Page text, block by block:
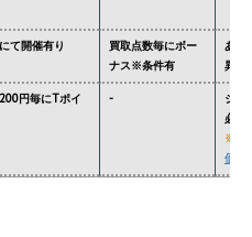
て開催有り
買取点数毎にボー
ナス※条件有
あり
異な
円毎にTポイ
-
ジョ
必要
※
価格